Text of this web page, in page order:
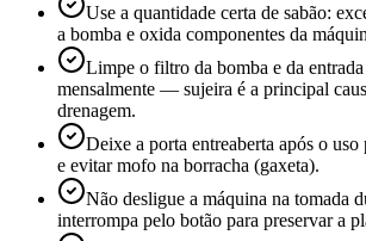
Use a quantidade certa de sabão:
a bomba e oxida componentes da
Limpe o filtro da bomba e da entrada
mensalmente — sujeira é a principal
drenagem.
Deixe a porta entreaberta após o uso
e evitar mofo na borracha (gaxeta).
Não desligue a máquina na tomada
interrompa pelo botão para preservar a